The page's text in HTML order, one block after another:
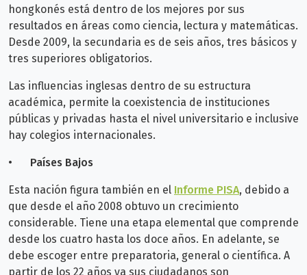
hongkonés está dentro de los mejores por sus
resultados en áreas como ciencia, lectura y matemáticas.
Desde 2009, la secundaria es de seis años, tres básicos y
tres superiores obligatorios.
Las influencias inglesas dentro de su estructura
académica, permite la coexistencia de instituciones
públicas y privadas hasta el nivel universitario e inclusive
hay colegios internacionales.
• Países Bajos
Esta nación figura también en el Informe PISA, debido a
que desde el año 2008 obtuvo un crecimiento
considerable. Tiene una etapa elemental que comprende
desde los cuatro hasta los doce años. En adelante, se
debe escoger entre preparatoria, general o científica. A
partir de los 22 años ya sus ciudadanos son